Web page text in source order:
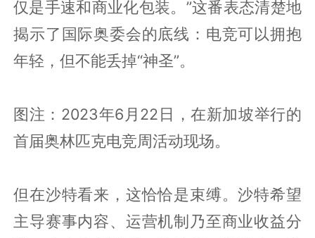
仅是手速和商业化包装。”这番表态清楚地
揭示了国际奥委会的底线：电竞可以拥抱
年轻，但不能丢掉“神圣”。
图注：2023年6月22日，在新加坡举行的
首届奥林匹克电竞周活动现场。
但在沙特看来，这恰恰是束缚。沙特希望
主导赛事内容、运营机制乃至商业收益分